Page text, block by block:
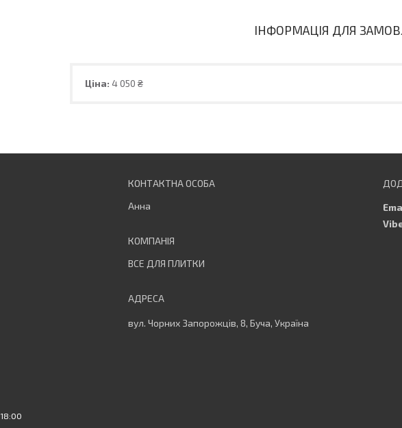
ІНФОРМАЦІЯ ДЛЯ
Ціна: 4 050 ₴
Анна
ВСЕ ДЛЯ ПЛИТКИ
вул. Чорних Запорожців, 8, Буча, Україна
18:00